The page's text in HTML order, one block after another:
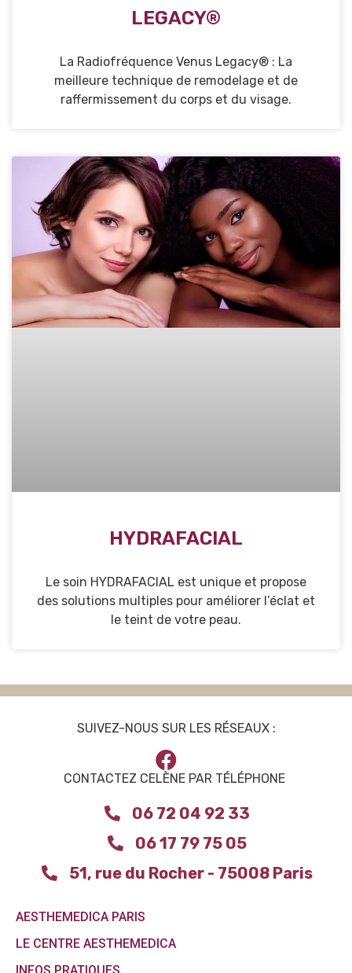
LEGACY®
La Radiofréquence Venus Legacy® : La
meilleure technique de remodelage et de
raffermissement du corps et du visage.
HYDRAFACIAL
Le soin HYDRAFACIAL est unique et propose
des solutions multiples pour améliorer l’éclat et
le teint de votre peau.
SUIVEZ-NOUS SUR LES RÉSEAUX :
CONTACTEZ CELÈNE PAR TÉLÉPHONE
06 72 04 92 33
06 17 79 75 05
51, rue du Rocher - 75008 Paris
AESTHEMEDICA PARIS
LE CENTRE AESTHEMEDICA